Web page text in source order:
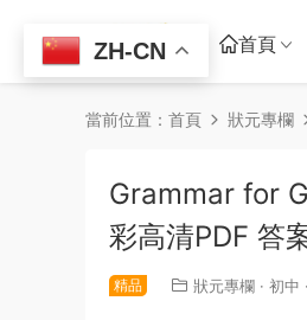
首頁
當前位置： 首頁 狀元專欄
Grammar for
彩高清PDF 答
精品 狀元專欄 · 初中 ·
ZH-CN